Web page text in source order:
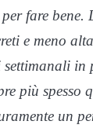
fare bene.
e meno
in
più spesso
un